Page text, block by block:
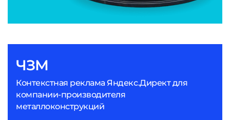
ЧЗМ
Контекстная реклама Яндекс.Директ для
компании-производителя
металлоконструкций